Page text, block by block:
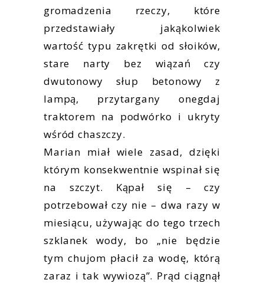
gromadzenia rzeczy, które
przedstawiały jakąkolwiek
wartość typu zakrętki od słoików,
stare narty bez wiązań czy
dwutonowy słup betonowy z
lampą, przytargany onegdaj
traktorem na podwórko i ukryty
wśród chaszczy.
Marian miał wiele zasad, dzięki
którym konsekwentnie wspinał się
na szczyt. Kąpał się – czy
potrzebował czy nie – dwa razy w
miesiącu, używając do tego trzech
szklanek wody, bo „nie będzie
tym chujom płacił za wodę, którą
zaraz i tak wywiozą”. Prąd ciągnął